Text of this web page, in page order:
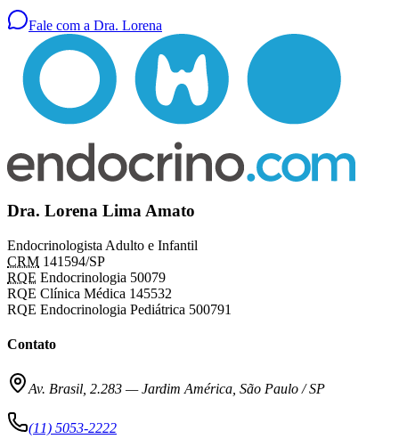
Fale com a Dra. Lorena
Dra. Lorena Lima Amato
Endocrinologista Adulto e Infantil
CRM 141594/SP
RQE Endocrinologia 50079
RQE Clínica Médica 145532
RQE Endocrinologia Pediátrica 500791
Contato
Av. Brasil, 2.283 —Jardim América, São Paulo / SP
(11) 5053-2222